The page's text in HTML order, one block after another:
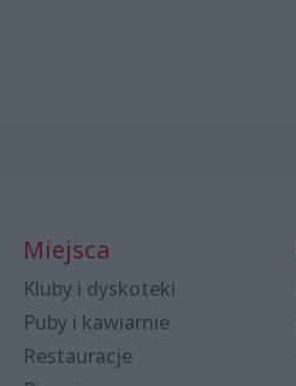
Miejsca
Kluby i dyskoteki
Puby i kawiarnie
Restauracje